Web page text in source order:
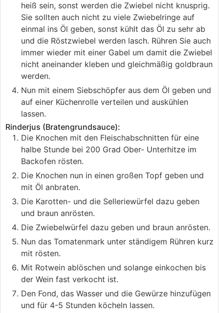
heiß sein, sonst werden die Zwiebel nicht knusprig.
Sie sollten auch nicht zu viele Zwiebelringe auf
einmal ins Öl geben, sonst kühlt das Öl zu sehr ab
und die Röstzwiebel werden lasch. Rühren Sie auch
immer wieder mit einer Gabel um damit die Zwiebel
nicht aneinander kleben und gleichmäßig goldbraun
werden.
Nun mit einem Siebschöpfer aus dem Öl geben und
auf einer Küchenrolle verteilen und auskühlen
lassen.
Rinderjus (Bratengrundsauce):
Die Knochen mit den Fleischabschnitten für eine
halbe Stunde bei 200 Grad Ober- Unterhitze im
Backofen rösten.
Die Knochen nun in einen großen Topf geben und
mit Öl anbraten.
Die Karotten- und die Selleriewürfel dazu geben
und braun anrösten.
Die Zwiebelwürfel dazu geben und braun anrösten.
Nun das Tomatenmark unter ständigem Rühren kurz
mit rösten.
Mit Rotwein ablöschen und solange einkochen bis
der Wein fast verkocht ist.
Den Fond, das Wasser und die Gewürze hinzufügen
und für 4-5 Stunden köcheln lassen.